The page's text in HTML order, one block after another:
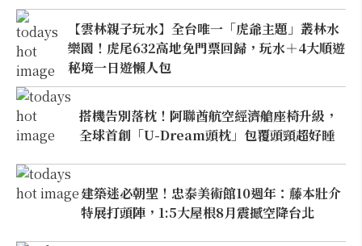
【雲林親子玩水】全台唯一「虎爺主題」叢林水
樂園！虎尾632高地免門票回歸，玩水＋4大順遊
秘境一日遊懶人包
搭機告別落枕！阿聯酋航空經濟艙座椅升級，
全球首創「U-Dream頭枕」包覆頭頸超好睡
建築迷必朝聖！忠泰美術館10週年：藤本壯介
特展打頭陣，1:5大屋根8月震撼空降台北